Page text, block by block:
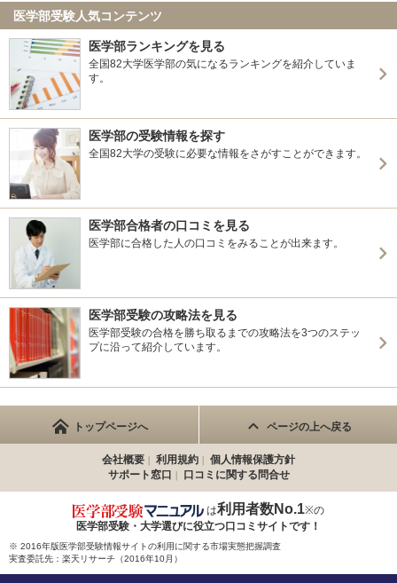
医学部受験人気コンテンツ
医学部ランキングを見る
全国82大学医学部の気になるランキングを紹介していま
す。
医学部の受験情報を探す
全国82大学の受験に必要な情報をさがすことができます。
医学部合格者の口コミを見る
医学部に合格した人の口コミをみることが出来ます。
医学部受験の攻略法を見る
医学部受験の合格を勝ち取るまでの攻略法を3つのステッ
プに沿って紹介しています。
トップページへ ページの上へ戻る
会社概要 利用規約
個人情報保護方針
サポート窓口
口コミに関する問合せ
は利用者数No.1※の
医学部受験・大学選びに役立つ口コミサイトです！
※ 2016年版医学部受験情報サイトの利用に関する市場実態把握調査
実査委託先：楽天リサーチ（2016年10月）